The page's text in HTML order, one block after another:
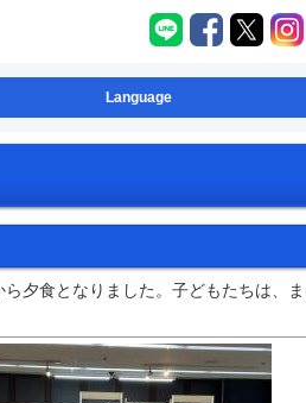
八千代町LINE
八千代町
八千
Language
夕食となりました。子どもたちは、